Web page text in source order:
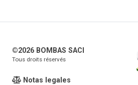
©2026 BOMBAS SACI
Tous droits réservés
Notas legales